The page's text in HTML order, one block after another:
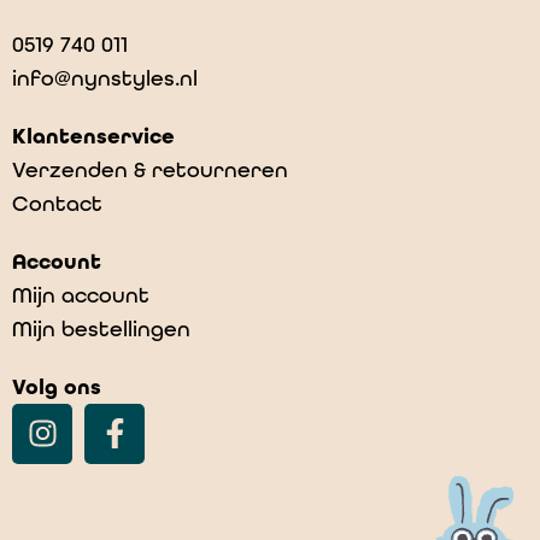
0519 740 011
info@nynstyles.nl
Klantenservice
Verzenden & retourneren
Contact
Account
Mijn account
Mijn bestellingen
Volg ons